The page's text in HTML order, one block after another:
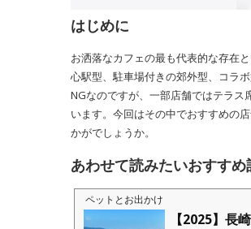
はじめに
お洒落なカフェの最も代表的な存在
心駅型、駐車場付きの郊外型、コラ
NGなのですが、一部店舗ではテラス
います。今回はその中でおすすめの
かがでしょうか。
あわせて読みたいおすすめ
ペットとお出かけ
【2025】長